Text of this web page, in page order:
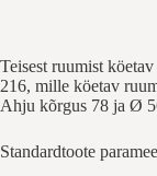
Teisest ruumist
216, mille köetav
Ahju kõrgus 78 ja Ø
Standardtoote